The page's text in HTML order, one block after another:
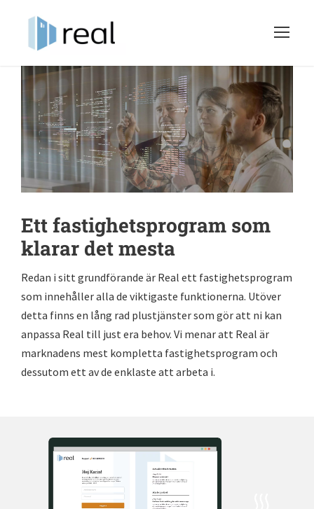
Ett fastighetsprogram som
klarar det mesta
Redan i sitt grundförande är Real ett fastighetsprogram
som innehåller alla de viktigaste funktionerna. Utöver
detta finns en lång rad plustjänster som gör att ni kan
anpassa Real till just era behov. Vi menar att Real är
marknadens mest kompletta fastighetsprogram och
dessutom ett av de enklaste att arbeta i.